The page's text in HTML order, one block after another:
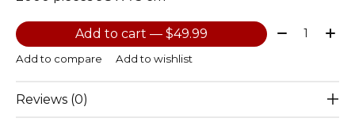
Add to cart — $49.99 Quantity:
Add to compare Add to wishlist
Reviews (0)